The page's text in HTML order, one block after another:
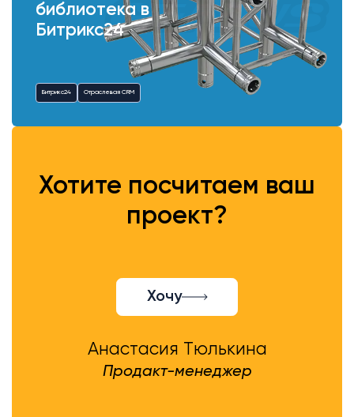
библиотека в
Битрикс24
Битрикс24 Отраслевая CRM
Хотите посчитаем ваш
проект?
Хочу
Анастасия Тюлькина
Продакт-менеджер